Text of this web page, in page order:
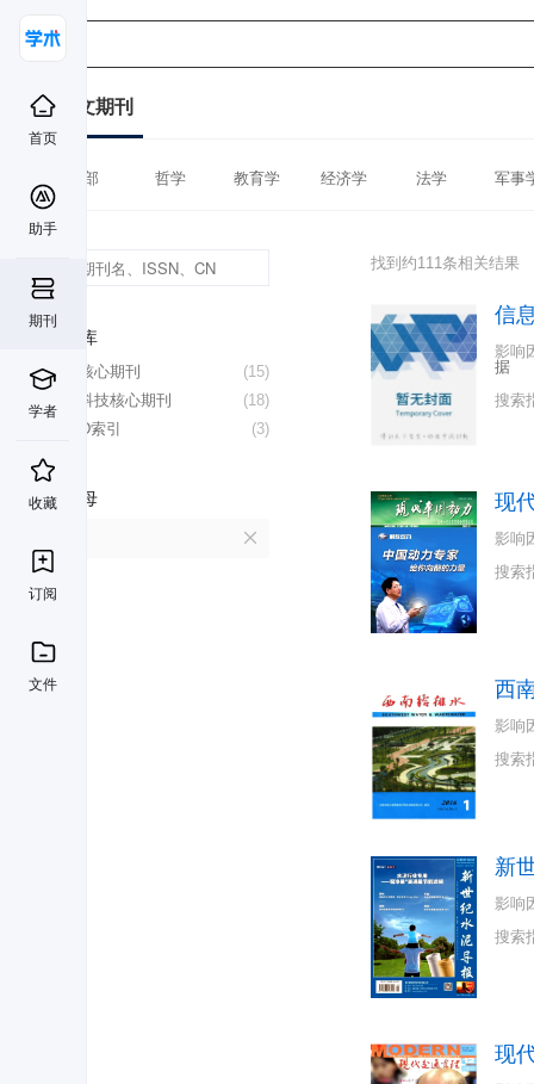
首页
助手
期刊
学者
收藏
订阅
文件
中文期刊
全部 哲学 教育学 经济学 法学 军事
数据库
(15)
北大核心期刊
(18)
中国科技核心期刊
(3)
CSCD索引
首字母
找到约111条相关结果
信
影响
据
搜索
现
影响
搜索
西
影响
搜索
新
影响
搜索
现